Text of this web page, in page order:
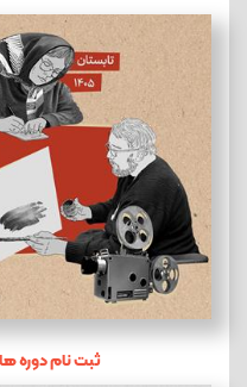
ثبت نام دوره